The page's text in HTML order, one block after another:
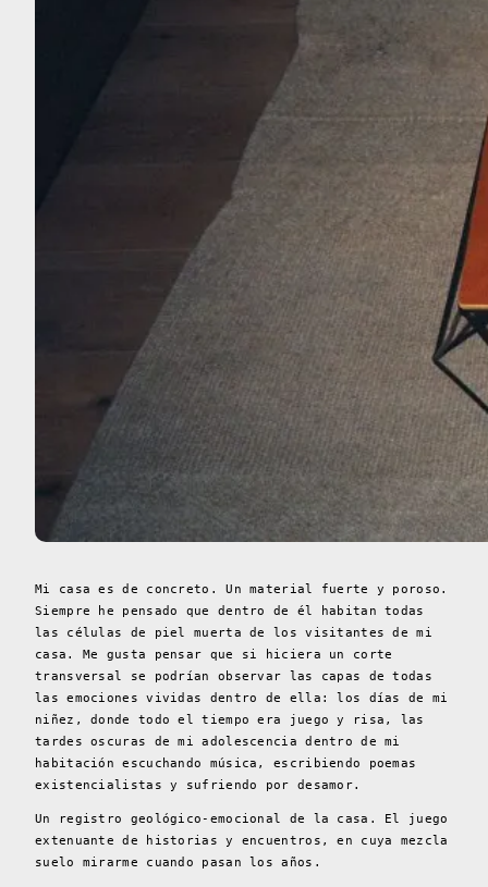
Mi casa es de concreto. Un material fuerte y poroso.
Siempre he pensado que dentro de él habitan todas
las células de piel muerta de los visitantes de mi
casa. Me gusta pensar que si hiciera un corte
transversal se podrían observar las capas de todas
las emociones vividas dentro de ella: los días de mi
niñez, donde todo el tiempo era juego y risa, las
tardes oscuras de mi adolescencia dentro de mi
habitación escuchando música, escribiendo poemas
existencialistas y sufriendo por desamor.
Un registro geológico-emocional de la casa. El juego
extenuante de historias y encuentros, en cuya mezcla
suelo mirarme cuando pasan los años.